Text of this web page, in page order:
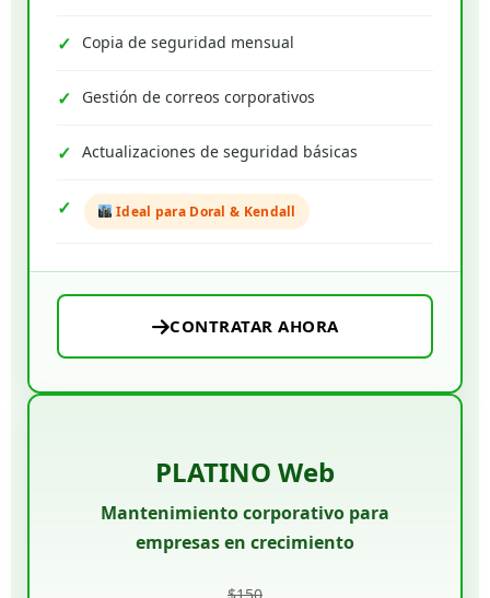
Copia de seguridad mensual
Gestión de correos corporativos
Actualizaciones de seguridad básicas
Ideal para Doral & Kendall
CONTRATAR AHORA
PLATINO Web
Mantenimiento corporativo para
empresas en crecimiento